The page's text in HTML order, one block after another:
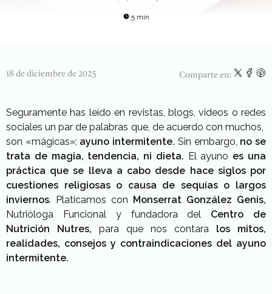
5 min
18 de diciembre de 2025 Comparte en:
Seguramente has leído en revistas, blogs, videos o redes
sociales un par de palabras que, de acuerdo con muchos,
son «mágicas»: ayuno intermitente. Sin embargo, no se
trata de magia, tendencia, ni dieta. El ayuno es una
práctica que se lleva a cabo desde hace siglos por
cuestiones religiosas o causa de sequías o largos
inviernos. Platicamos con Monserrat González Genis,
Nutrióloga Funcional y fundadora del Centro de
Nutrición Nutres, para que nos contara los mitos,
realidades, consejos y contraindicaciones del ayuno
intermitente.